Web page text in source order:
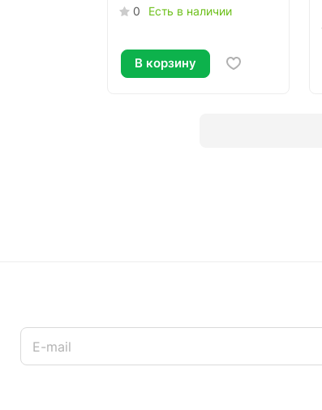
0 Есть в наличии
В корзину